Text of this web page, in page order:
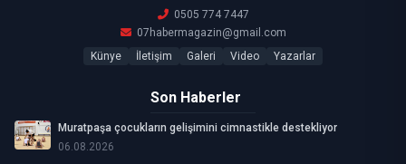
0505 774 7447
07habermagazin@gmail.com
Künye
İletişim Galeri Video Yazarlar
Son Haberler
Muratpaşa çocukların gelişimini cimnastikle destekliyor
06.08.2026